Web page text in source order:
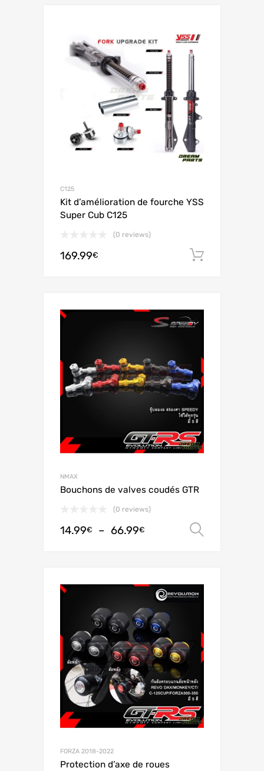
C125
Kit d’amélioration de fourche YSS
Super Cub C125
(0 reviews)
169.99€
NMAX
Bouchons de valves coudés GTR
(0 reviews)
14.99€ – 66.99€
FORZA 2018-2022
Protection d’axe de roues